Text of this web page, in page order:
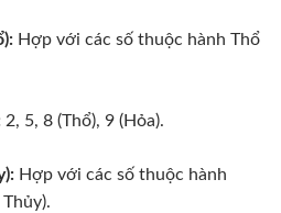
Hợp với các số thuộc hành Thổ
2, 5, 8 (Thổ), 9 (Hỏa).
Hợp với các số thuộc hành